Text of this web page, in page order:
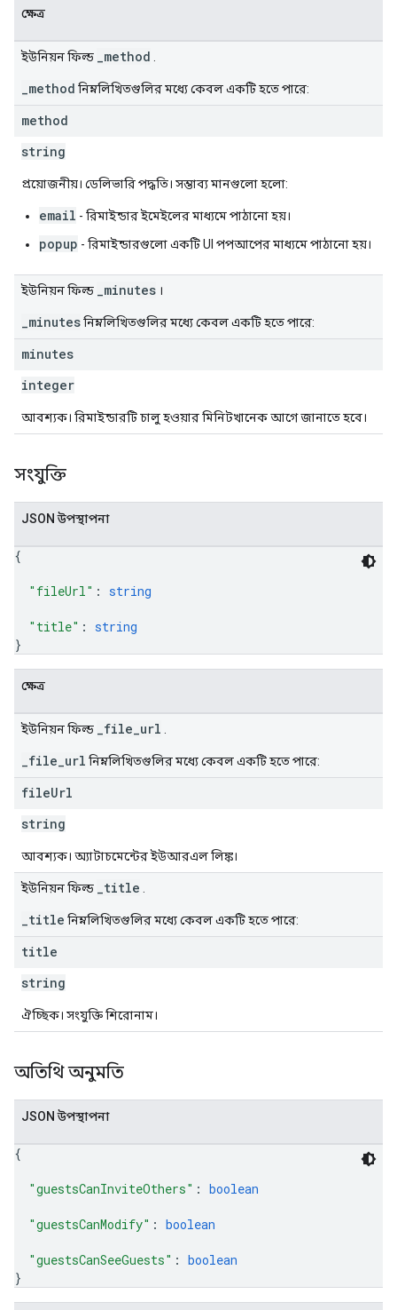
ক্ষেত্র
ইউনিয়ন ফিল্ড _method
_method নিম্নলিখিতগুলির মধ্যে কেবল একটি হতে পারে:
method
string
প্রয়োজনীয়। ডেলিভারি পদ্ধতি। সম্ভাব্য মানগুলো হলো:
email - রিমাইন্ডার ইমেইলের মাধ্যমে পাঠানো হয়।
popup - রিমাইন্ডারগুলো একটি UI পপআপের মাধ্যমে পাঠানো হয়।
ইউনিয়ন ফিল্ড _minutes ।
_minutesনিম্নলিখিতগুলির মধ্যে কেবল একটি হতে পারে:
minutes
integer
আবশ্যক। রিমাইন্ডারটি চালু হওয়ার মিনিটখানেক আগে জানাতে হবে।
সংযুক্তি
JSON উপস্থাপনা
{
"fileUrl" : string
"title" : string
}
ক্ষেত্র
ইউনিয়ন ফিল্ড _file_url
_file_url নিম্নলিখিতগুলির মধ্যে কেবল একটি হতে পারে:
fileUrl
string
আবশ্যক। অ্যাটাচমেন্টের ইউআরএল লিঙ্ক।
ইউনিয়ন ফিল্ড _title
_title নিম্নলিখিতগুলির মধ্যে কেবল একটি হতে পারে:
title
string
ঐচ্ছিক। সংযুক্তি শিরোনাম।
অতিথি অনুমতি
JSON উপস্থাপনা
{
"guestsCanInviteOthers" : boolean
"guestsCanModify" : boolean
"guestsCanSeeGuests" : boolean
}